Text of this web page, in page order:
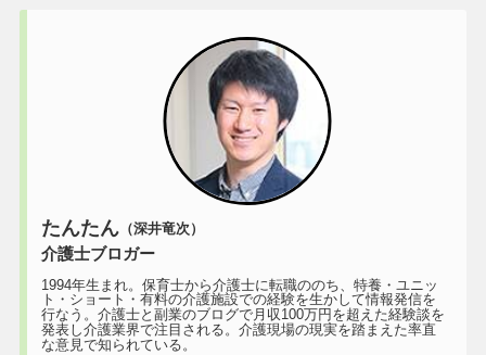
たんたん（深井竜次）
介護士ブロガー
1994年生まれ。保育士から介護士に転職ののち、特養・ユニッ
ト・ショート・有料の介護施設での経験を生かして情報発信を
行なう。介護士と副業のブログで月収100万円を超えた経験談を
発表し介護業界で注目される。介護現場の現実を踏まえた率直
な意見で知られている。